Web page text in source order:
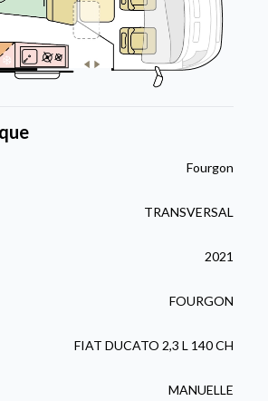
Fourgon
TRANSVERSAL
2021
FOURGON
FIAT DUCATO 2,3 L 140 CH
MANUELLE